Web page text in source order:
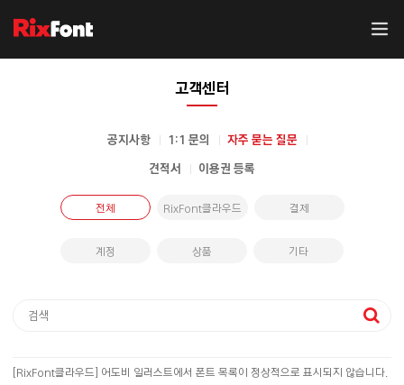
고객센터
공지사항 1:1 문의 자주 묻는 질문
견적서 이용권 등록
전체 RixFont클라우드 결제
계정 상품 기타
[RixFont클라우드] 어도비 일러스트에서 폰트 목록이 정상적으로 표시되지 않습니다.